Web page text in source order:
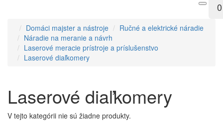
0
Domáci majster a nástroje
Ručné a elektrické náradie
Náradie na meranie a návrh
Laserové meracie prístroje a príslušenstvo
Laserové diaľkomery
Laserové diaľkomery
V tejto kategórii nie sú žiadne produkty.